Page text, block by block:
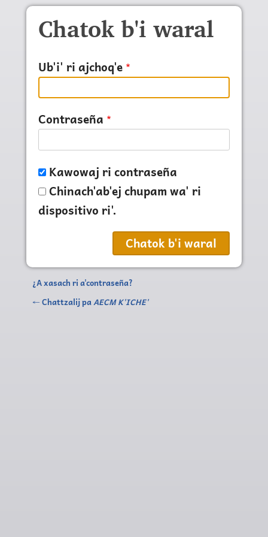
Pasar al contenido principal
Chatok b'i waral
Ub'i' ri ajchoq'e
Contraseña
Kawowaj ri contraseña
Chinach'ab'ej chupam wa' ri
dispositivo ri'.
¿A xasach ri a'contraseña?
← Chattzalij paAECM K'ICHE'